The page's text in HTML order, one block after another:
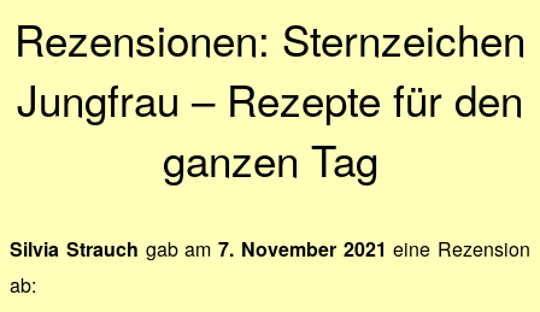
Rezensionen: Sternzeichen
Jungfrau – Rezepte für den
ganzen Tag
Silvia Strauch gab am 7. November 2021 eine Rezension
ab: